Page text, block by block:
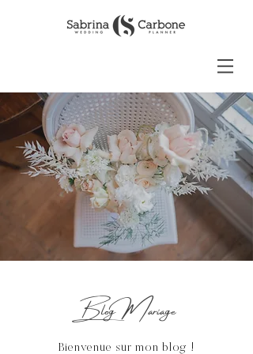
Blog Mariage
Bienvenue sur mon blog !